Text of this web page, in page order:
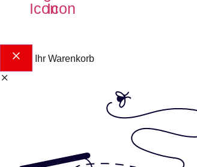
IconIcon
Ihr Warenkorb